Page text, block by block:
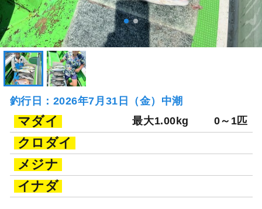
釣行日：2026年7月31日（金）中潮
マダイ 最大1.00kg 0～1匹
クロダイ
メジナ
イナダ